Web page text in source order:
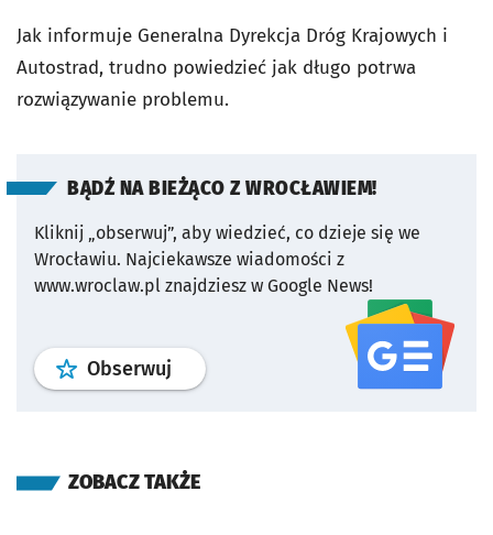
Jak informuje Generalna Dyrekcja Dróg Krajowych i
Autostrad, trudno powiedzieć jak długo potrwa
rozwiązywanie problemu.
BĄDŹ NA BIEŻĄCO Z WROCŁAWIEM!
Kliknij „obserwuj”, aby wiedzieć, co dzieje się we
Wrocławiu. Najciekawsze wiadomości z
www.wroclaw.pl znajdziesz w Google News!
Obserwuj profil serwisu
ZOBACZ TAKŻE